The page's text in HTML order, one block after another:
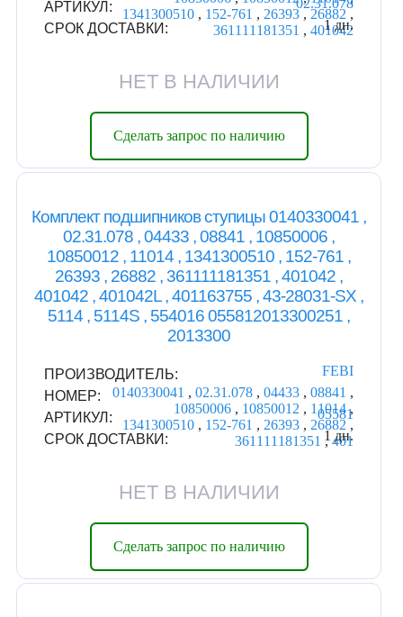
1341300510 , 152-761 , 26393 , 26882 ,
361111181351 ,401042
АРТИКУЛ:
02.31.078
СРОК ДОСТАВКИ:
1 дн.
НЕТ В НАЛИЧИИ
Сделать запрос по наличию
Комплект подшипников cтупицы 0140330041 ,
02.31.078 , 04433 , 08841 , 10850006 ,
10850012 , 11014 , 1341300510 , 152-761 ,
26393 , 26882 , 361111181351 , 401042 ,
401042 , 401042L , 401163755 , 43-28031-SX ,
5114 , 5114S , 554016 055812013300251 ,
2013300
ПРОИЗВОДИТЕЛЬ:
FEBI
НОМЕР:
0140330041 ,02.31.078 ,04433 ,08841 ,
10850006 , 10850012 , 11014,
1341300510 , 152-761 , 26393 , 26882 ,
361111181351,401
АРТИКУЛ:
05581
СРОК ДОСТАВКИ:
1 дн.
НЕТ В НАЛИЧИИ
Сделать запрос по наличию